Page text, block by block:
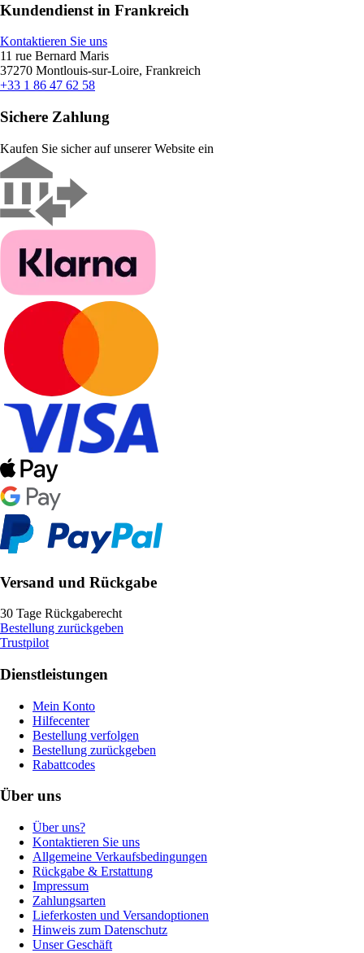
Kundendienst in Frankreich
Kontaktieren Sie uns
11 rue Bernard Maris
37270 Montlouis-sur-Loire, Frankreich
+33 1 86 47 62 58
Sichere Zahlung
Kaufen Sie sicher auf unserer Website ein
Versand und Rückgabe
30 Tage Rückgaberecht
Bestellung zurückgeben
Trustpilot
Dienstleistungen
Mein Konto
Hilfecenter
Bestellung verfolgen
Bestellung zurückgeben
Rabattcodes
Über uns
Über uns?
Kontaktieren Sie uns
Allgemeine Verkaufsbedingungen
Rückgabe & Erstattung
Impressum
Zahlungsarten
Lieferkosten und Versandoptionen
Hinweis zum Datenschutz
Unser Geschäft